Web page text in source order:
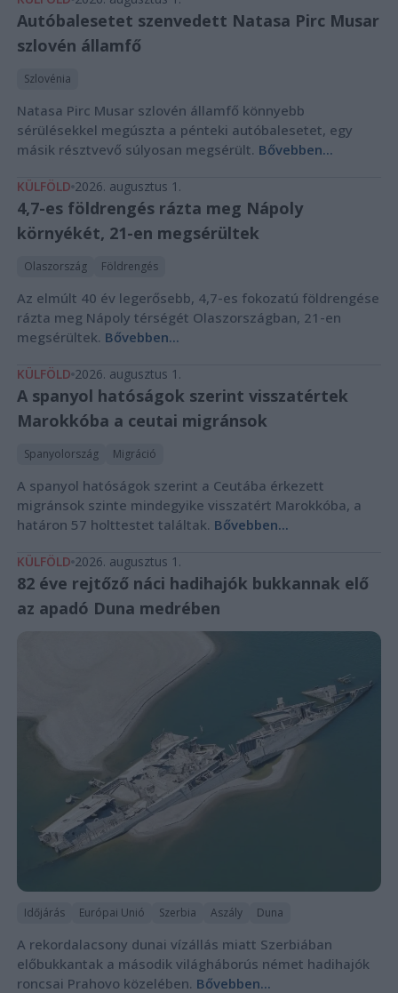
Autóbalesetet szenvedett Natasa Pirc Musar
szlovén államfő
Szlovénia
Natasa Pirc Musar szlovén államfő könnyebb
sérülésekkel megúszta a pénteki autóbalesetet, egy
másik résztvevő súlyosan megsérült. Bővebben...
KÜLFÖLD 2026. augusztus 1.
4,7-es földrengés rázta meg Nápoly
környékét, 21-en megsérültek
Olaszország Földrengés
Az elmúlt 40 év legerősebb, 4,7-es fokozatú földrengése
rázta meg Nápoly térségét Olaszországban, 21-en
megsérültek. Bővebben...
KÜLFÖLD 2026. augusztus 1.
A spanyol hatóságok szerint visszatértek
Marokkóba a ceutai migránsok
Spanyolország Migráció
A spanyol hatóságok szerint a Ceutába érkezett
migránsok szinte mindegyike visszatért Marokkóba, a
határon 57 holttestet találtak. Bővebben...
KÜLFÖLD 2026. augusztus 1.
82 éve rejtőző náci hadihajók bukkannak elő
az apadó Duna medrében
Időjárás Európai Unió Szerbia Aszály Duna
A rekordalacsony dunai vízállás miatt Szerbiában
előbukkantak a második világháborús német hadihajók
roncsai Prahovo közelében. Bővebben...